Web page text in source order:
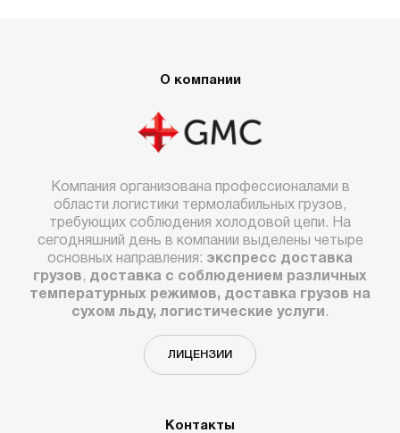
О компании
Компания организована профессионалами в
области логистики термолабильных грузов,
требующих соблюдения холодовой цепи. На
сегодняшний день в компании выделены четыре
основных направления: экспресс доставка
грузов, доставка с соблюдением различных
температурных режимов, доставка грузов на
сухом льду, логистические услуги .
ЛИЦЕНЗИИ
Контакты